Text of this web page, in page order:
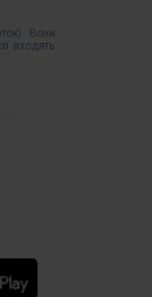
Вони
входять